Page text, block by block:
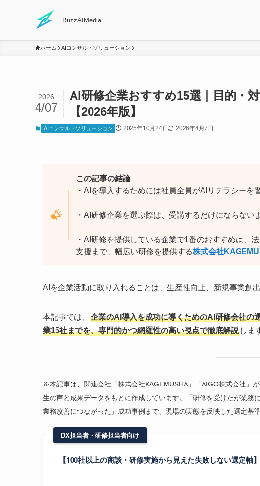
BuzzAIMedia
ホーム AIコンサル・ソリューション
AI研修企業おすすめ15選｜目的・
【2026年版】
2026
4/07
AIコンサル・ソリューション 2025年10月24日 2026年4月7日
この記事の結論
・AIを導入するためには社員全員がAIリテラシーを
・AI研修企業を選ぶ際は、受講するだけにならな
・AI研修を提供している企業で1番のおすすめは、
支援まで、幅広い研修を提供する株式会社
AIを企業活動に取り入れることは、生産性向上、新規事業創
本記事では、
企業のAI導入を成功に導くためのAI研修会社の
業15社までを、専門的かつ網羅性の高い視点で徹底解説 しま
※本記事は、関連会社「株式会社KAGEMUSHA」「AIGO株式会社」
生の声と成果データをもとに作成しています。「研修を受けたが業務
業務改善につながった」成功事例まで、現場の実態を反映した選定基
DX担当者・研修担当者向け
【100社以上の商談・研修実施から見えた失敗しない選定軸】